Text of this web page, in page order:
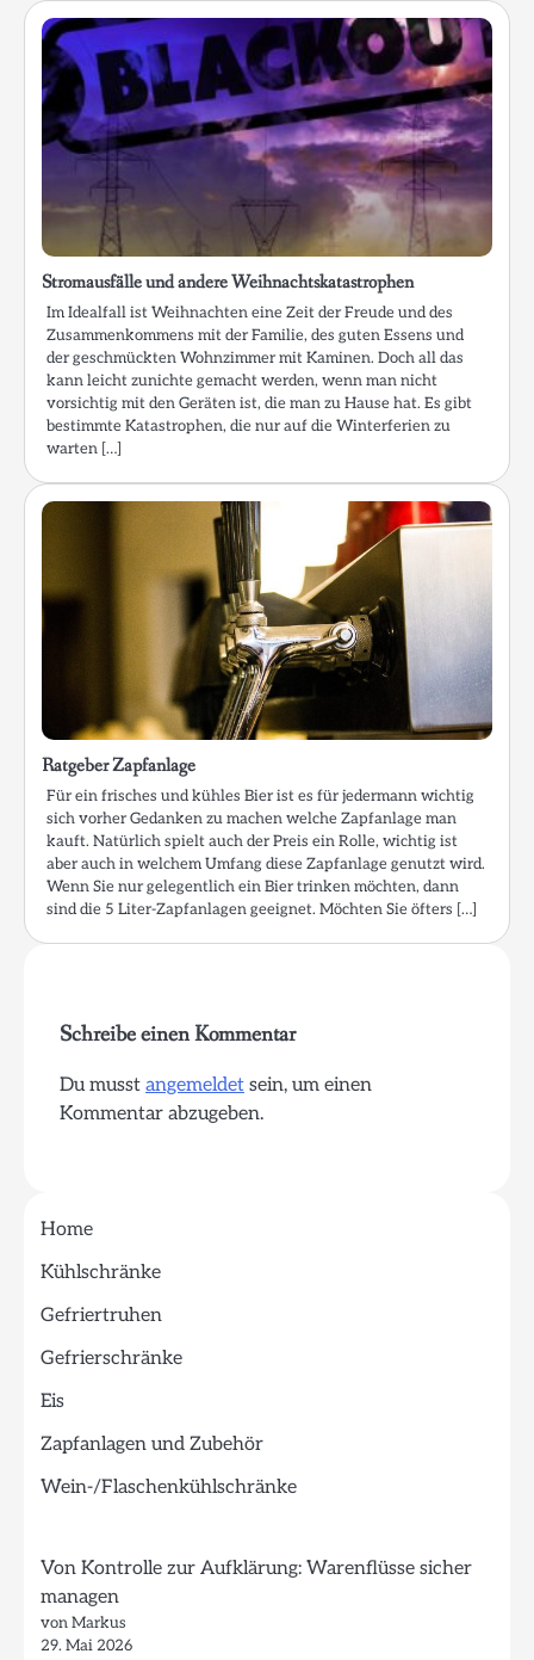
Stromausfälle und andere Weihnachtskatastrophen
Im Idealfall ist Weihnachten eine Zeit der Freude und des
Zusammenkommens mit der Familie, des guten Essens und
der geschmückten Wohnzimmer mit Kaminen. Doch all das
kann leicht zunichte gemacht werden, wenn man nicht
vorsichtig mit den Geräten ist, die man zu Hause hat. Es gibt
bestimmte Katastrophen, die nur auf die Winterferien zu
warten […]
Ratgeber Zapfanlage
Für ein frisches und kühles Bier ist es für jedermann wichtig
sich vorher Gedanken zu machen welche Zapfanlage man
kauft. Natürlich spielt auch der Preis ein Rolle, wichtig ist
aber auch in welchem Umfang diese Zapfanlage genutzt wird.
Wenn Sie nur gelegentlich ein Bier trinken möchten, dann
sind die 5 Liter-Zapfanlagen geeignet. Möchten Sie öfters […]
Schreibe einen Kommentar
Du musst angemeldet sein, um einen
Kommentar abzugeben.
Home
Kühlschränke
Gefriertruhen
Gefrierschränke
Eis
Zapfanlagen und Zubehör
Wein-/Flaschenkühlschränke
Von Kontrolle zur Aufklärung: Warenflüsse sicher
managen
von Markus
29. Mai 2026